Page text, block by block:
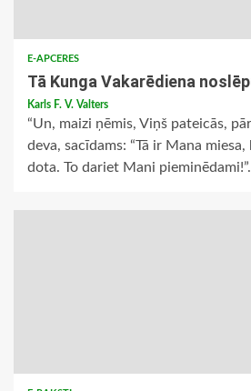
E-APCERES
Tā Kunga Vakarēdiena
Karls F. V. Valters
“Un, maizi ņēmis, Viņš pateicās,
deva, sacīdams: “Tā ir Mana
dota. To dariet Mani